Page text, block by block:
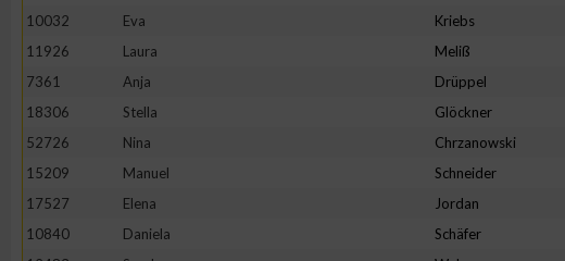
10032
Eva Kriebs
11926
Laura Meliß
7361
Anja Drüppel
18306
Stella Glöckner
52726
Nina Chrzanowski
15209
Manuel Schneider
17527
Elena Jordan
10840
Daniela Schäfer
Performance
Funktional